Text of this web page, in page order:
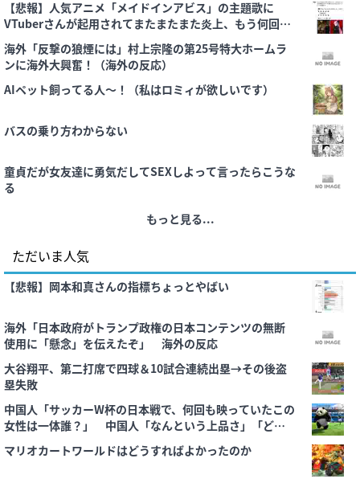
【悲報】人気アニメ「メイドインアビス」の主題歌に
VTuberさんが起用されてまたまたまた炎上、もう何回目
だよ…
海外「反撃の狼煙には」村上宗隆の第25号特大ホームラ
ンに海外大興奮！（海外の反応）
AIペット飼ってる人〜！（私はロミィが欲しいです）
バスの乗り方わからない
童貞だが女友達に勇気だしてSEXしよって言ったらこうな
る
もっと見る...
ただいま人気
【悲報】岡本和真さんの指標ちょっとやばい
海外「日本政府がトランプ政権の日本コンテンツの無断
使用に「懸念」を伝えたぞ」 海外の反応
大谷翔平、第二打席で四球＆10試合連続出塁→その後盗
塁失敗
中国人「サッカーW杯の日本戦で、何回も映っていたこの
女性は一体誰？」 中国人「なんという上品さ」「どう
見ても一般人ではない」
マリオカートワールドはどうすればよかったのか